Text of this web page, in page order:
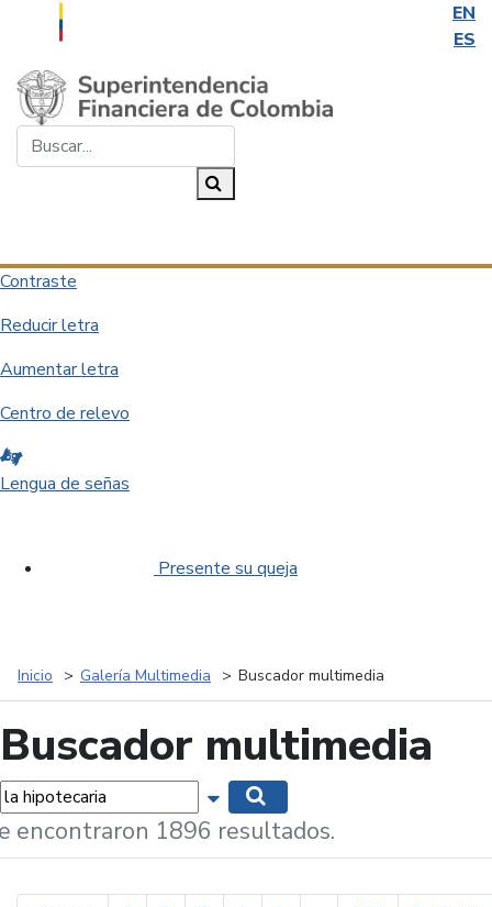
EN
ES
Saltar al contenido principal
Contraste
Reducir letra
Aumentar letra
Centro de relevo
Lengua de señas
Presente su queja
Inicio Galería Multimedia Buscador multimedia
Buscador multimedia
Mostrar opciones de búsqueda
encontraron 1896 resultados.